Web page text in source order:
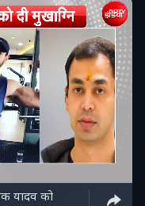
यादव को